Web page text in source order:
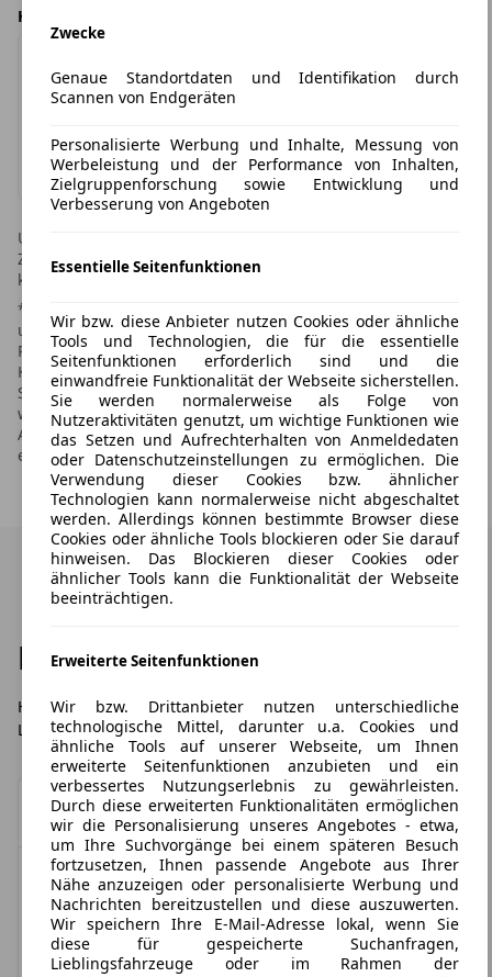
Händlerangebot von
Graf Hardenberg
Impressum & Datenschutz
Unverbindliches Angebot des Händlers. Irrtümer und
Zwischenverkauf vorbehalten! Leasingtime.de übernimmt
keine Gewähr für die Richtigkeit der Angaben im Inserat.
* Weitere Informationen zum offiziellen Kraftstoffverbrauch
und den offiziellen spezifischen CO2-Emissionen neuer
Personenkraftwagen können dem "Leitfaden über den
Kraftstoffverbrauch, die CO2-Emissionen und den
Stromverbrauch neuer Personenkraftwagen" entnommen
werden, der an allen Verkaufsstellen und bei der Deutschen
Automobil Treuhand GmbH unter www.dat.de unentgeltlich
erhältlich ist.
Häufig gestellte Fragen
Hier finden Sie die häufigsten Fragen zu LeasingTime,
Leasingübernahmen und dem Leasing im Allgemeinen.
Was ist Leasing?
Leasing ist eine Art Gebrauchsüberlassung auf
Zeit. Das heißt für Sie: Kleine Monatsraten statt
hoher Anschaffungskosten. Ob privat oder
gewerblich: Beim Leasing erwerben Sie nicht das
Fahrzeug selbst, sondern ein zeitbegrenztes
Ist eine Änderung der
Fahrzeugausstattung möglich?/
Kann ich mein Wunschfahrzeug
Zwecke
Genaue Standortdaten und Identifikation durch
Scannen von Endgeräten
Personalisierte Werbung und Inhalte, Messung von
Werbeleistung und der Performance von Inhalten,
Zielgruppenforschung sowie Entwicklung und
Verbesserung von Angeboten
Essentielle Seitenfunktionen
Wir bzw. diese Anbieter nutzen Cookies oder ähnliche
Tools und Technologien, die für die essentielle
Seitenfunktionen erforderlich sind und die
einwandfreie Funktionalität der Webseite sicherstellen.
Sie werden normalerweise als Folge von
Nutzeraktivitäten genutzt, um wichtige Funktionen wie
das Setzen und Aufrechterhalten von Anmeldedaten
oder Datenschutzeinstellungen zu ermöglichen. Die
Verwendung dieser Cookies bzw. ähnlicher
Technologien kann normalerweise nicht abgeschaltet
werden. Allerdings können bestimmte Browser diese
Cookies oder ähnliche Tools blockieren oder Sie darauf
hinweisen. Das Blockieren dieser Cookies oder
ähnlicher Tools kann die Funktionalität der Webseite
beeinträchtigen.
Erweiterte Seitenfunktionen
Wir bzw. Drittanbieter nutzen unterschiedliche
technologische Mittel, darunter u.a. Cookies und
ähnliche Tools auf unserer Webseite, um Ihnen
erweiterte Seitenfunktionen anzubieten und ein
verbessertes Nutzungserlebnis zu gewährleisten.
Durch diese erweiterten Funktionalitäten ermöglichen
wir die Personalisierung unseres Angebotes - etwa,
um Ihre Suchvorgänge bei einem späteren Besuch
fortzusetzen, Ihnen passende Angebote aus Ihrer
Nähe anzuzeigen oder personalisierte Werbung und
Nachrichten bereitzustellen und diese auszuwerten.
Wir speichern Ihre E-Mail-Adresse lokal, wenn Sie
diese für gespeicherte Suchanfragen,
Lieblingsfahrzeuge oder im Rahmen der